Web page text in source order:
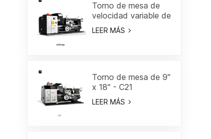
Torno de mesa de
velocidad variable de
8" x 16"-CT2140
LEER MÁS
Torno de mesa de 9"
x 18" - C21
LEER MÁS